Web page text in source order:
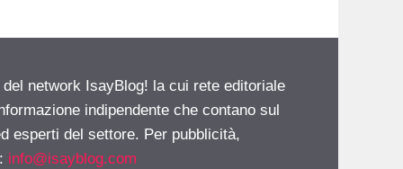
del network IsayBlog! la cui rete editoriale
indipendente che contano sul
esperti del settore. Per pubblicità,
info@isayblog.com